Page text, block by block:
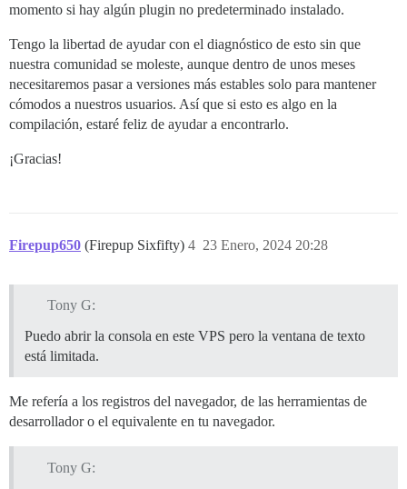
momento si hay algún plugin no predeterminado instalado.
Tengo la libertad de ayudar con el diagnóstico de esto sin que
nuestra comunidad se moleste, aunque dentro de unos meses
necesitaremos pasar a versiones más estables solo para mantener
cómodos a nuestros usuarios. Así que si esto es algo en la
compilación, estaré feliz de ayudar a encontrarlo.
¡Gracias!
Firepup650 (Firepup Sixfifty) 23 Enero, 2024 20:28
4
Tony G:
Puedo abrir la consola en este VPS pero la ventana de texto
está limitada.
Me refería a los registros del navegador, de las herramientas de
desarrollador o el equivalente en tu navegador.
Tony G: